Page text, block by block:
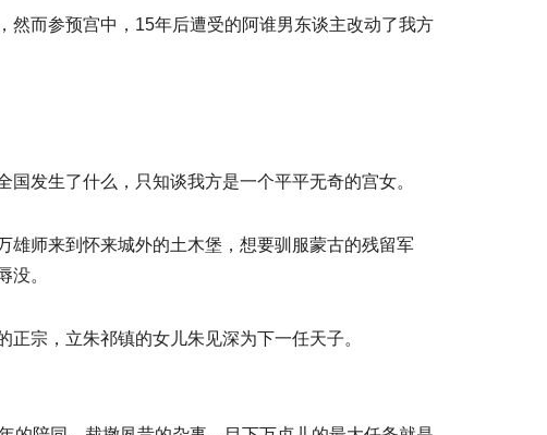
然而参预宫中，15年后遭受的阿谁男东谈主改动了我方
发生了什么，只知谈我方是一个平平无奇的宫女。
雄师来到怀来城外的土木堡，想要驯服蒙古的残留军
没。
宗，立朱祁镇的女儿朱见深为下一任天子。